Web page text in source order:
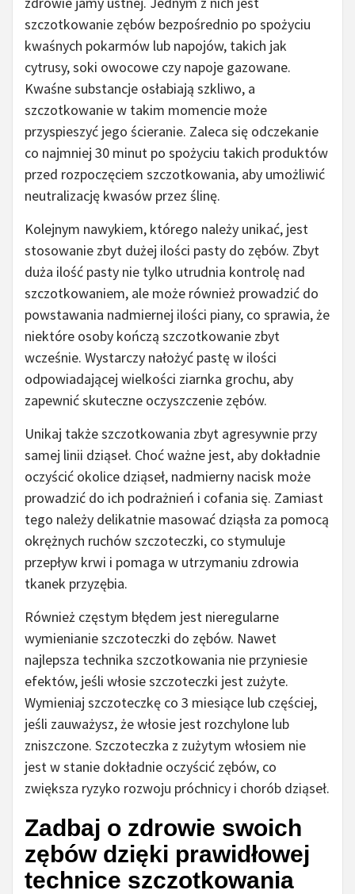
szczotkowanie zębów bezpośrednio po spożyciu
kwaśnych pokarmów lub napojów, takich jak
cytrusy, soki owocowe czy napoje gazowane.
Kwaśne substancje osłabiają szkliwo, a
szczotkowanie w takim momencie może
przyspieszyć jego ścieranie. Zaleca się odczekanie
co najmniej 30 minut po spożyciu takich produktów
przed rozpoczęciem szczotkowania, aby umożliwić
neutralizację kwasów przez ślinę.
Kolejnym nawykiem, którego należy unikać, jest
stosowanie zbyt dużej ilości pasty do zębów. Zbyt
duża ilość pasty nie tylko utrudnia kontrolę nad
szczotkowaniem, ale może również prowadzić do
powstawania nadmiernej ilości piany, co sprawia, że
niektóre osoby kończą szczotkowanie zbyt
wcześnie. Wystarczy nałożyć pastę w ilości
odpowiadającej wielkości ziarnka grochu, aby
zapewnić skuteczne oczyszczenie zębów.
Unikaj także szczotkowania zbyt agresywnie przy
samej linii dziąseł. Choć ważne jest, aby dokładnie
oczyścić okolice dziąseł, nadmierny nacisk może
prowadzić do ich podrażnień i cofania się. Zamiast
tego należy delikatnie masować dziąsła za pomocą
okrężnych ruchów szczoteczki, co stymuluje
przepływ krwi i pomaga w utrzymaniu zdrowia
tkanek przyzębia.
Również częstym błędem jest nieregularne
wymienianie szczoteczki do zębów. Nawet
najlepsza technika szczotkowania nie przyniesie
efektów, jeśli włosie szczoteczki jest zużyte.
Wymieniaj szczoteczkę co 3 miesiące lub częściej,
jeśli zauważysz, że włosie jest rozchylone lub
zniszczone. Szczoteczka z zużytym włosiem nie
jest w stanie dokładnie oczyścić zębów, co
zwiększa ryzyko rozwoju próchnicy i chorób dziąseł.
Zadbaj o zdrowie swoich
zębów dzięki prawidłowej
technice szczotkowania